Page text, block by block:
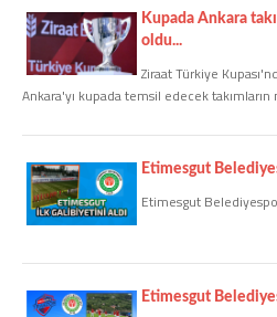
Künye
İletişim
Web Sürüme Geç
COPYLEFT 2014. AGB Bilişim Teknolojileri
Kupada Ankara
oldu...
Ziraat Türkiye
Ankara'yı kupada temsil edecek
Etimesgut
Etimesgut
Etimesgut